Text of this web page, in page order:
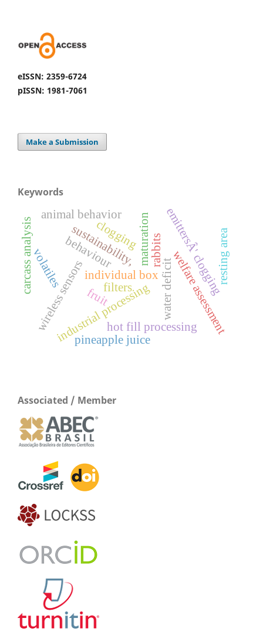
eISSN: 2359-6724
pISSN: 1981-7061
Make a Submission
Keywords
water deficit
maturation
welfare assessment
individual box
wireless sensors
sustainability, emittersÂ' clogging
industrial processinghot fill processing
pineapple juice
fruit
volatiles
clogging
filters
behaviour resting area
animal behavior
carcass analysis rabbits
Associated / Member